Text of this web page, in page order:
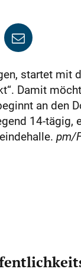
startet mit
Damit
an den
14-
pm/